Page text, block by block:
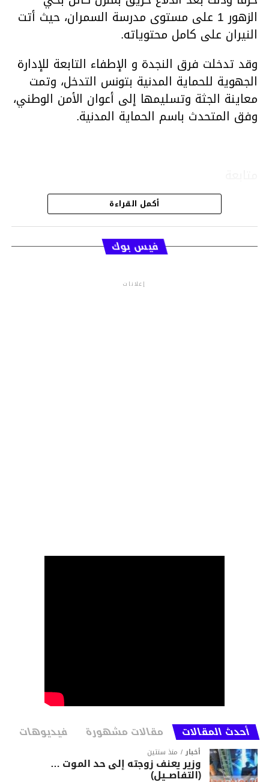
الزهور 1 على مستوى مدرسة السمران، حيث أتت
النيران على كامل محتوياته.
وقد تدخلت فرق النجدة و الإطفاء التابعة للإدارة
الجهوية للحماية المدنية بتونس التدخل، وتمت
معاينة الجثة وتسليمها إلى أعوان الأمن الوطني،
وفق المتحدث باسم الحماية المدنية.
قسم الاخبار
أكمل القراءة
فيس بوك
إعلانات
أحدث المقالات مقالات مشهورة فيديوهات
أخبار منذ سنتين
وزير يعنف زوجته إلى حد الموت …
(التفاصــيل)